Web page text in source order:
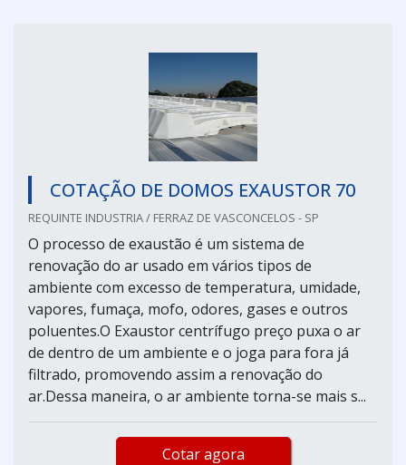
COTAÇÃO DE DOMOS EXAUSTOR 70
REQUINTE INDUSTRIA / FERRAZ DE VASCONCELOS - SP
O processo de exaustão é um sistema de
renovação do ar usado em vários tipos de
ambiente com excesso de temperatura, umidade,
vapores, fumaça, mofo, odores, gases e outros
poluentes.O Exaustor centrífugo preço puxa o ar
de dentro de um ambiente e o joga para fora já
filtrado, promovendo assim a renovação do
ar.Dessa maneira, o ar ambiente torna-se mais s...
Cotar agora